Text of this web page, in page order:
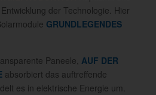
der Technologie. Hier
GRUNDLEGENDES
Paneele, AUF DER
absorbiert das auftreffende
es in elektrische Energie um.